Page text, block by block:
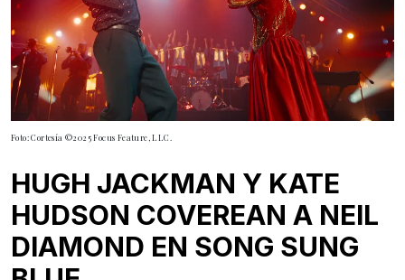
Foto: Cortesía ©2025 Focus Feature, LLC.
HUGH JACKMAN Y KATE
HUDSON COVEREAN A NEIL
DIAMOND EN SONG SUNG